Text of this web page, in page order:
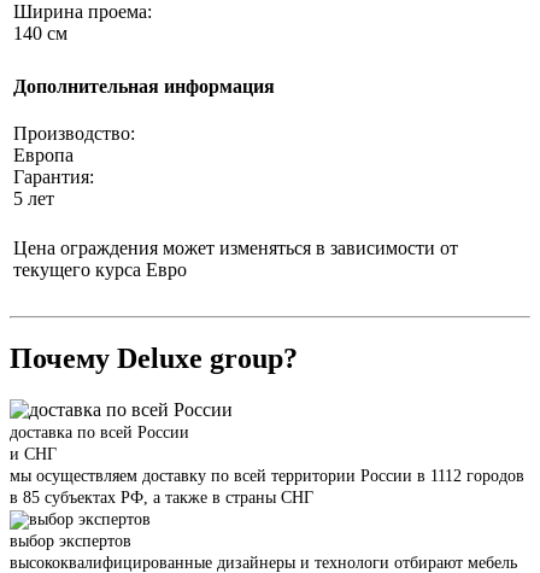
Ширина проема:
140 см
Дополнительная информация
Производство:
Европа
Гарантия:
5 лет
Цена ограждения может изменяться в зависимости от
текущего курса Евро
Почему Deluxe group?
доставка по всей России
и СНГ
мы осуществляем доставку по всей территории России в 1112 городов
в 85 субъектах РФ, а также в страны СНГ
выбор экспертов
высококвалифицированные дизайнеры и технологи отбирают мебель